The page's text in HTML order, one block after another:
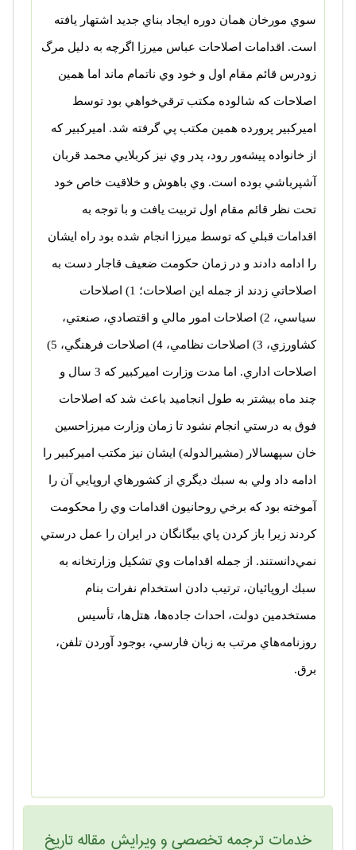
سوي مورخان همان دوره ايجاد بناي جديد اشتهار يافته
است. اقدامات اصلاحات عباس ميرزا اگرچه به دليل مرگ
زودرس قائم مقام اول و خود وي ناتمام ماند اما همين
اصلاحات كه شالوده مكتب ترقي‌خواهي بود توسط
اميركبير پرورده همين مكتب پي گرفته شد. اميركبير كه
از خانواده پيشه‌ور رود، پدر وي نيز كربلايي محمد قربان
آشپرباشي بوده است. وي باهوش و خلاقيت خاص خود
تحت نظر قائم مقام اول تربيت يافت و با توجه به
اقدامات قبلي كه توسط ميرزا انجام شده بود راه ايشان
را ادامه دادند و در زمان حكومت ضعيف قاجار دست به
اصلاحاتي زدند از جمله اين اصلاحات؛ 1) اصلاحات
سياسي، 2) اصلاحات امور مالي و اقتصادي، صنعتي،
كشاورزي، 3) اصلاحات نظامي، 4) اصلاحات فرهنگي، 5)
اصلاحات اداري. اما مدت وزارت اميركبير كه 3 سال و
چند ماه بيشتر به طول انجاميد باعث شد كه اصلاحات
فوق به درستي انجام نشود تا زمان وزارت ميرزاحسين
خان سپهسالار (مشيرالدوله) ايشان نيز مكتب اميركبير را
ادامه داد ولي به سبك ديگري از كشورهاي اروپايي آن را
آموخته بود كه برخي روحانيون اقدامات وي را محكومت
كردند زيرا باز كردن پاي بيگانگان در ايران را عمل درستي
نمي‌دانستند. از جمله اقدامات وي تشكيل وزارتخانه به
سبك اروپائيان، ترتيب دادن استخدام نفرات بنام
مستخدمين دولت، احداث جاده‌ها، هتل‌ها، تأسيس
روزنامه‌هاي مرتب به زبان فارسي، بوجود آوردن تلفن،
برق.
خدمات ترجمه تخصصی و ویرایش مقاله تاريخ